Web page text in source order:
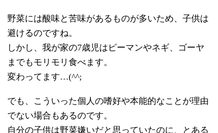
野菜には酸味と苦味があるものが多いため、子供は
避けるのですね。
しかし、我が家の7歳児はピーマンやネギ、ゴーヤ
までもモリモリ食べます。
変わってます…(^^;
でも、こういった個人の嗜好や本能的なことが理由
でない場合もあるのです。
自分の子供は野菜嫌いだと思っていたのに、とある